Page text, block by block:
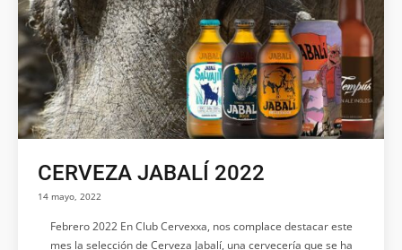
CERVEZA JABALÍ 2022
14 mayo, 2022
Febrero 2022 En Club Cervexxa, nos complace destacar este
mes la selección de Cerveza Jabalí, una cervecería que se ha